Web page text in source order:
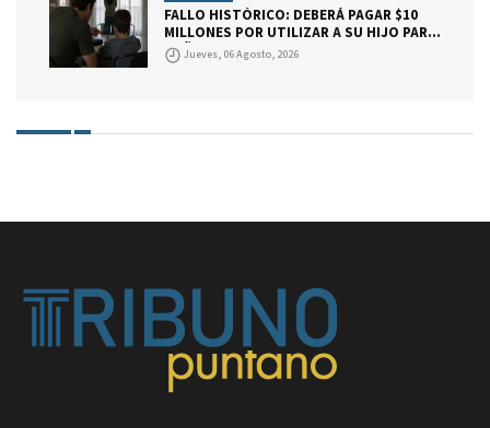
FALLO HISTÓRICO: DEBERÁ PAGAR $10
MILLONES POR UTILIZAR A SU HIJO PARA
DAÑAR A SU EX PAREJA.
Jueves, 06 Agosto, 2026